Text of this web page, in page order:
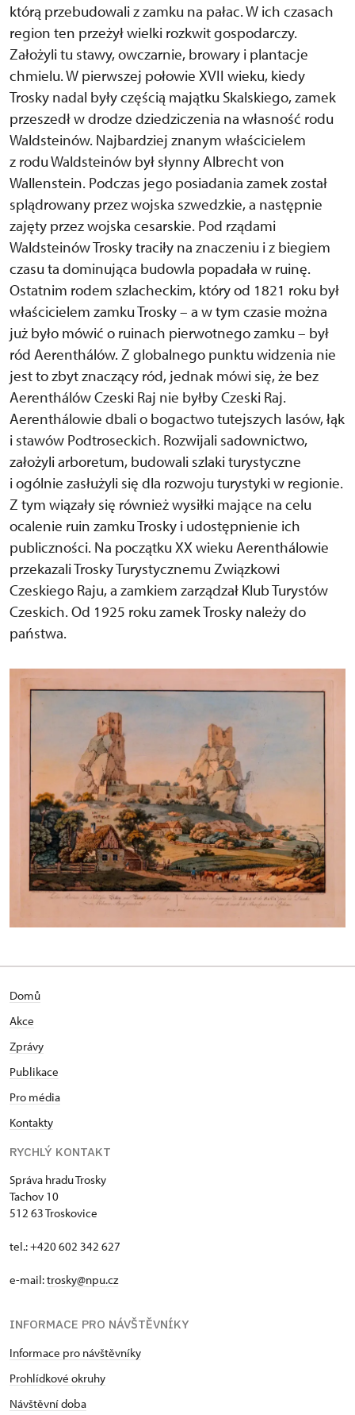
którą przebudowali z zamku na pałac. W ich czasach
region ten przeżył wielki rozkwit gospodarczy.
Założyli tu stawy, owczarnie, browary i plantacje
chmielu. W pierwszej połowie XVII wieku, kiedy
Trosky nadal były częścią majątku Skalskiego, zamek
przeszedł w drodze dziedziczenia na własność rodu
Waldsteinów. Najbardziej znanym właścicielem
z rodu Waldsteinów był słynny Albrecht von
Wallenstein. Podczas jego posiadania zamek został
splądrowany przez wojska szwedzkie, a następnie
zajęty przez wojska cesarskie. Pod rządami
Waldsteinów Trosky traciły na znaczeniu i z biegiem
czasu ta dominująca budowla popadała w ruinę.
Ostatnim rodem szlacheckim, który od 1821 roku był
właścicielem zamku Trosky – a w tym czasie można
już było mówić o ruinach pierwotnego zamku – był
ród Aerenthálów. Z globalnego punktu widzenia nie
jest to zbyt znaczący ród, jednak mówi się, że bez
Aerenthálów Czeski Raj nie byłby Czeski Raj.
Aerenthálowie dbali o bogactwo tutejszych lasów, łąk
i stawów Podtroseckich. Rozwijali sadownictwo,
założyli arboretum, budowali szlaki turystyczne
i ogólnie zasłużyli się dla rozwoju turystyki w regionie.
Z tym wiązały się również wysiłki mające na celu
ocalenie ruin zamku Trosky i udostępnienie ich
publiczności. Na początku XX wieku Aerenthálowie
przekazali Trosky Turystycznemu Związkowi
Czeskiego Raju, a zamkiem zarządzał Klub Turystów
Czeskich. Od 1925 roku zamek Trosky należy do
państwa.
Domů
Akce
Zprávy
Publikace
Pro média
Kontakty
RYCHLÝ KONTAKT
Správa hradu Trosky
Tachov 10
512 63 Troskovice
tel.: +420 602 342 627
e-mail:trosky@npu.cz
INFORMACE PRO NÁVŠTĚVNÍKY
Informace pro návštěvníky
Prohlídkové okruhy
Návštěvní doba